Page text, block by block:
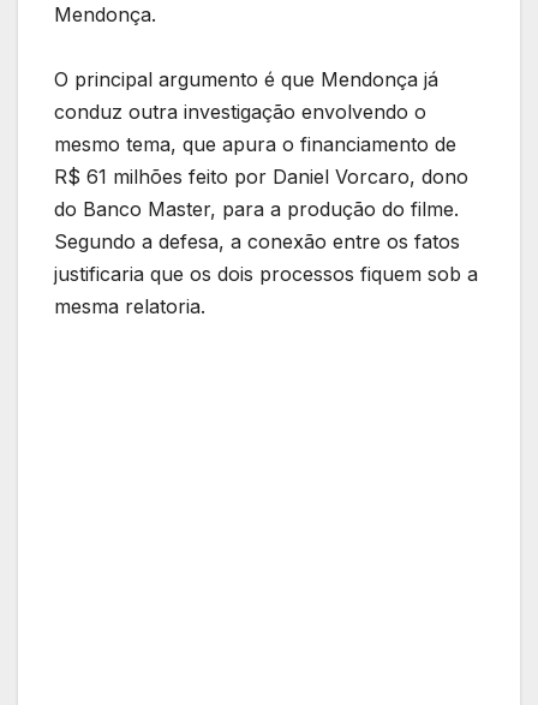
Mendonça.
O principal argumento é que Mendonça já
conduz outra investigação envolvendo o
mesmo tema, que apura o financiamento de
R$ 61 milhões feito por Daniel Vorcaro, dono
do Banco Master, para a produção do filme.
Segundo a defesa, a conexão entre os fatos
justificaria que os dois processos fiquem sob a
mesma relatoria.